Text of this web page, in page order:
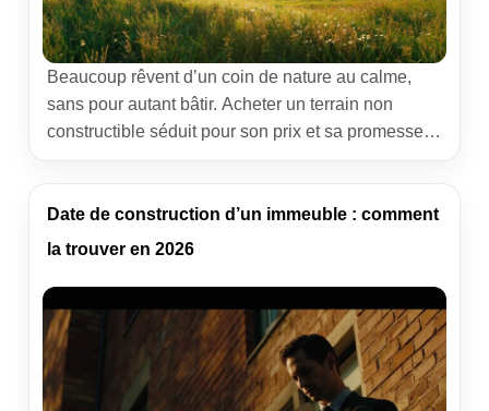
Beaucoup rêvent d’un coin de nature au calme,
sans pour autant bâtir. Acheter un terrain non
constructible séduit pour son prix et sa promesse
preuves et retours de terrain à l’appui, ce qui est
possible, ce qui bloque, et comment avancer […]
Date de construction d’un immeuble : comment
la trouver en 2026